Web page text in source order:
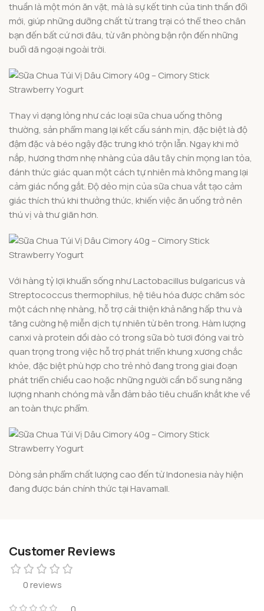
thuần là một món ăn vặt, mà là sự kết tinh của tinh thần đổi
mới, giúp những dưỡng chất từ trang trại có thể theo chân
bạn đến bất cứ nơi đâu, từ văn phòng bận rộn đến những
buổi dã ngoại ngoài trời.
Thay vì dạng lỏng như các loại sữa chua uống thông
thường, sản phẩm mang lại kết cấu sánh mịn, đặc biệt là độ
đậm đặc và béo ngậy đặc trưng khó trộn lẫn. Ngay khi mở
nắp, hương thơm nhẹ nhàng của dâu tây chín mọng lan tỏa,
đánh thức giác quan một cách tự nhiên mà không mang lại
cảm giác nồng gắt. Độ dẻo mịn của sữa chua vắt tạo cảm
giác thích thú khi thưởng thức, khiến việc ăn uống trở nên
thú vị và thư giãn hơn.
Với hàng tỷ lợi khuẩn sống như Lactobacillus bulgaricus và
Streptococcus thermophilus, hệ tiêu hóa được chăm sóc
một cách nhẹ nhàng, hỗ trợ cải thiện khả năng hấp thu và
tăng cường hệ miễn dịch tự nhiên từ bên trong. Hàm lượng
canxi và protein dồi dào có trong sữa bò tươi đóng vai trò
quan trọng trong việc hỗ trợ phát triển khung xương chắc
khỏe, đặc biệt phù hợp cho trẻ nhỏ đang trong giai đoạn
phát triển chiều cao hoặc những người cần bổ sung năng
lượng nhanh chóng mà vẫn đảm bảo tiêu chuẩn khắt khe về
an toàn thực phẩm.
Dòng sản phẩm chất lượng cao đến từ Indonesia này hiện
đang được bán chính thức tại Havamall.
Customer Reviews
0 reviews